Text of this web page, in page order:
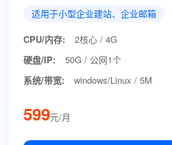
适用于小型企业建站、企业邮箱
CPU/内存:
2核心 / 4G
硬盘/IP:
50G / 公网1个
系统/带宽:
windows/Linux / 5M
599元/月